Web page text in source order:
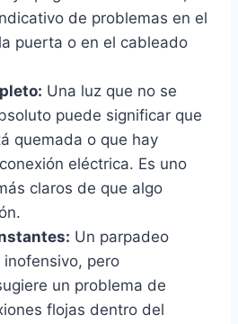
de problemas en el
puerta o en el cableado
Una luz que no se
puede significar que
quemada o que hay
eléctrica. Es uno
claros de que algo
Un parpadeo
pero
un problema de
flojas dentro del